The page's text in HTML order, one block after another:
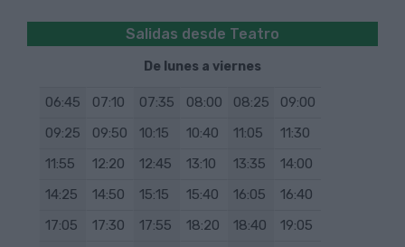
Código de parada: 982
Salidas desde Teatro
De lunes a viernes
06:45 07:10 07:35 08:00 08:25
09:00
09:25
09:50 10:15 10:40 11:05
11:30
11:55
12:20 12:45 13:10 13:35
14:00
14:25
14:50 15:15 15:40 16:05
16:40
17:05
17:30 17:55 18:20 18:40
19:05